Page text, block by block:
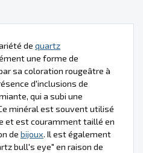
de quartz
une forme de
sa coloration rougeâtre à
d'inclusions de
qui a subi une
minéral est souvent utilisé
et est couramment taillé en
de bijoux. Il est également
bull's eye" en raison de